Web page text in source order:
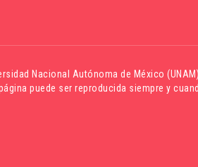
Nacional Autónoma de México
puede ser reproducida siempre y